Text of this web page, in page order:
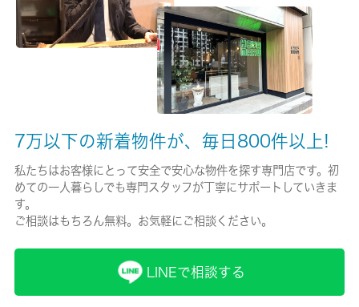
保証人代行
賃貸区分/契約期間
一般/2年
取引形態
仲介
備考
7万以下の新着物件が、毎日800件以上!
私たちはお客様にとって安全で安心な物件を探す専門店です。初
めての一人暮らしでも専門スタッフが丁寧にサポートしていきま
す。
ご相談はもちろん無料。お気軽にご相談ください。
LINEで相談する